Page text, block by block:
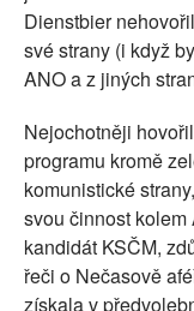
Dienstbier
své strany (i když
ANO a z jiných
Nejochotněji
programu kromě
komunistické
svou činnost
kandidát KSČM,
řeči o Nečasově
získala v